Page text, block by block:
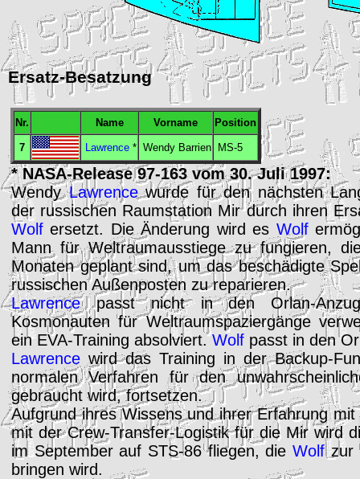
Ersatz-Besatzung
Nr. Name Vorname Position
7 Lawrence * Wendy Barrien MS-5
*NASA-Release 97-163 vom 30. Juli 1997:
WendyLawrencewurde für den nächsten
der russischen Raumstation Mirdurch ihren
Wolf ersetzt. Die Änderung wird es Wolf
Mann für Weltraumausstiege zu fungieren,
Monaten geplant sind, um das beschädigte
russischen Außenposten zu reparieren.
Lawrencepasst nicht in den Orlan-
Kosmonauten für Weltraumspaziergänge
ein EVA-Training absolviert.Wolf passt in den
Lawrence wird das Training in der Backup-
normalen Verfahren für den
gebraucht wird, fortsetzen.
Aufgrund ihres Wissens und ihrer Erfahrung mit
mit der Crew-Transfer-Logistik für die Mirwird
im September auf STS-86 fliegen, die Wolfzur
bringen wird.